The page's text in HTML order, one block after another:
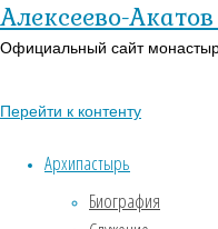
Алексеево-
Официальный сайт
Перейти к контенту
Архипастырь
Биография
14.01.2026
15
Страницы
Духовный
Духовный